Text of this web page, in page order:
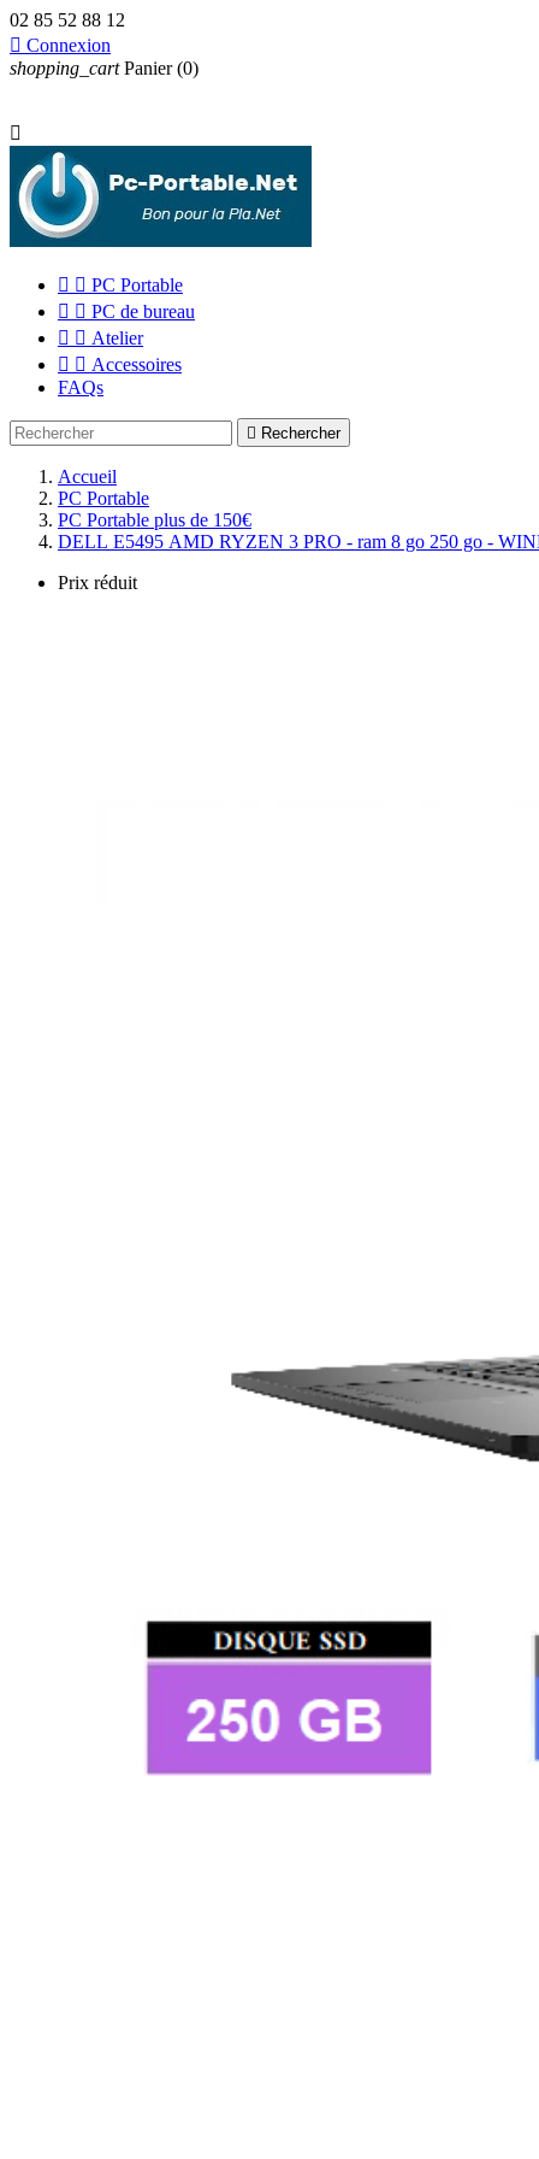
02 85 52 88 12
 Connexion
shopping_cart Panier (0)

  PC Portable
  PC de bureau
  Atelier
  Accessoires
FAQs
 Rechercher
Accueil
PC Portable
PC Portable plus de 150€
DELL E5495 AMD RYZEN 3 PRO - ram 8 go 250 go -
Prix réduit